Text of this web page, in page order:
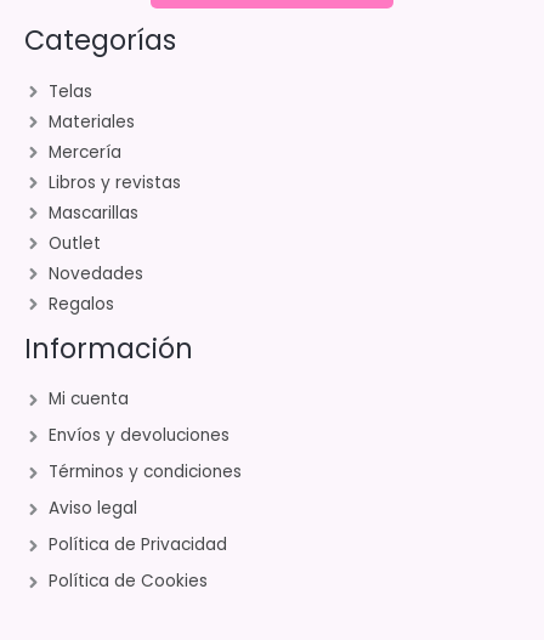
Categorías
Telas
Materiales
Mercería
Libros y revistas
Mascarillas
Outlet
Novedades
Regalos
Información
Mi cuenta
Envíos y devoluciones
Términos y condiciones
Aviso legal
Política de Privacidad
Política de Cookies